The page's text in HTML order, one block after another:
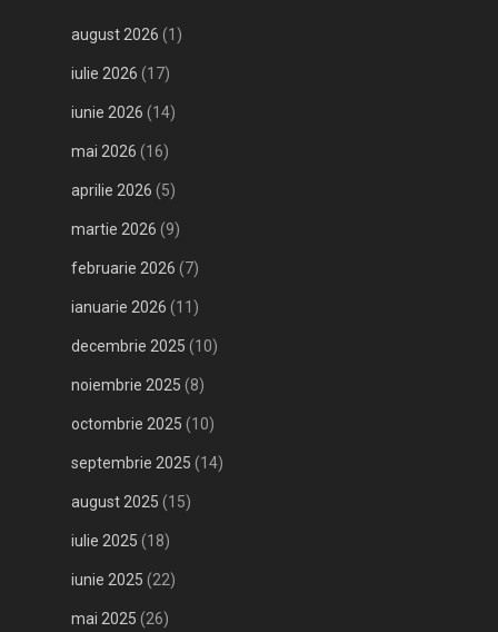
august 2026 (1)
iulie 2026 (17)
iunie 2026 (14)
mai 2026 (16)
aprilie 2026 (5)
martie 2026 (9)
februarie 2026 (7)
ianuarie 2026 (11)
decembrie 2025 (10)
noiembrie 2025 (8)
octombrie 2025 (10)
septembrie 2025 (14)
august 2025 (15)
iulie 2025 (18)
iunie 2025 (22)
mai 2025 (26)